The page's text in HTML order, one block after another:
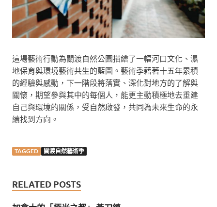
這場藝術行動為關渡自然公園描繪了一幅河口文化、濕
地保育與環境藝術共生的藍圖。藝術季藉著十五年累積
的經驗與感動，下一階段將落實、深化對地方的了解與
關懷，期望參與其中的每個人，能更主動積極地去重建
自己與環境的關係，受自然啟發，共同為未來生命的永
續找到方向。
TAGGED 關渡自然藝術季
RELATED POSTS